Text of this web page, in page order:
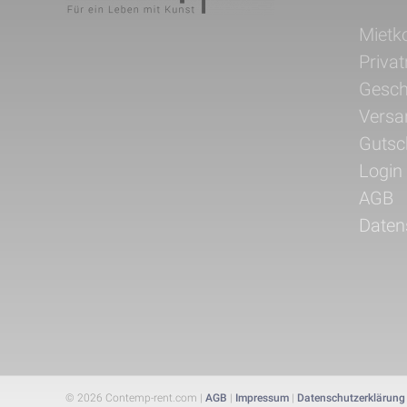
Login
AGB
© 2026 Contemp-rent.com | AGB Impressum Datenschutzerklärung